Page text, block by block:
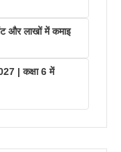
और लाखों में कमाइ
| कक्षा 6 में